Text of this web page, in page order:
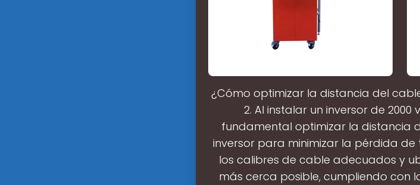
¿Cómo optimizar la distancia del
2. Al instalar un inversor de
fundamental optimizar la distancia
inversor para minimizar la pérdida de
los calibres de cable adecuados y
más cerca posible, cumpliendo con